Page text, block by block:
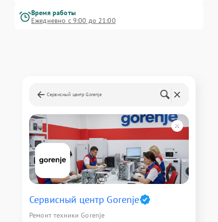
Время работы
Ежедневно с 9:00 до 21:00
Сервисный центр Gorenje
Сервисный центр Gorenje
Ремонт техники Gorenje